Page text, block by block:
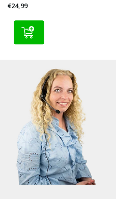
€24,99